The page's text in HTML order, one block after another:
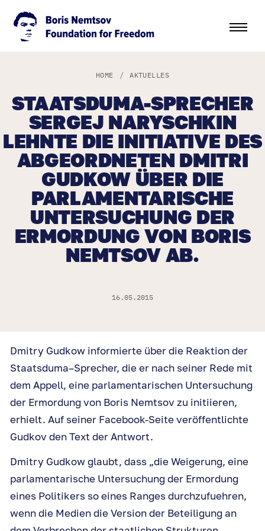
HOME / AKTUELLES
STAATSDUMA-SPRECHER
SERGEJ NARYSCHKIN
LEHNTE DIE INITIATIVE DES
ABGEORDNETEN DMITRI
GUDKOW ÜBER DIE
PARLAMENTARISCHE
UNTERSUCHUNG DER
ERMORDUNG VON BORIS
NEMTSOV AB.
16.05.2015
Dmitry Gudkow informierte über die Reaktion der
Staatsduma–Sprecher, die er nach seiner Rede mit
dem Appell, eine parlamentarischen Untersuchung
der Ermordung von Boris Nemtsov zu initiieren,
erhielt. Auf seiner Facebook-Seite veröffentlichte
Gudkov den Text der Antwort.
Dmitry Gudkow glaubt, dass „die Weigerung, eine
parlamentarische Untersuchung der Ermordung
eines Politikers so eines Rangesdurchzufuehren,
wenn die Medien die Version der Beteiligung an